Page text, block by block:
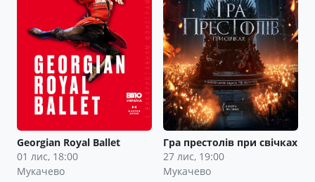
Georgian Royal Ballet
01 лис, 18:00
Мукачево
Гра престолів при свічках
27 лис, 19:00
Мукачево